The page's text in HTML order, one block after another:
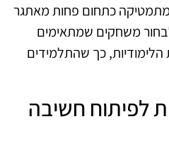
כתחום פחות מאתגר
לבחור משחקים שמתאימים
הלימודיות, כך שהתלמידים
לפיתוח חשיבה